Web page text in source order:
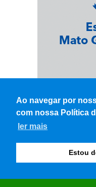
Ao navegar por
com nossa Política
ler mais
Estou
© Copyright 2026 -